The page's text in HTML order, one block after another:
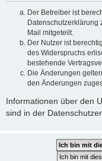
Der Betreiber ist
Datenschutzerklärung
Mail mitgeteilt.
Der Nutzer ist
des Widerspruchs
bestehende
Die Änderungen
den Änderungen
Informationen über den
sind in der